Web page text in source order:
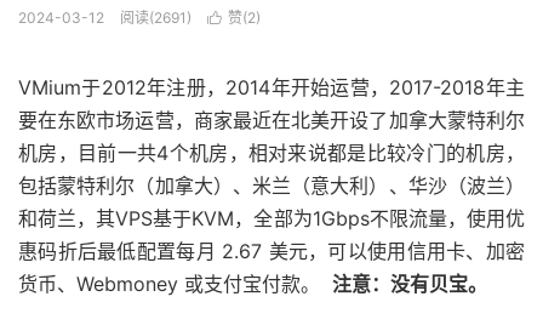
2024-03-12 阅读(2691)  赞(2)
VMium于2012年注册，2014年开始运营，2017-2018年主
要在东欧市场运营，商家最近在北美开设了加拿大蒙特利尔
机房，目前一共4个机房，相对来说都是比较冷门的机房，
包括蒙特利尔（加拿大）、米兰（意大利）、华沙（波兰）
和荷兰，其VPS基于KVM，全部为1Gbps不限流量，使用优
惠码折后最低配置每月 2.67 美元，可以使用信用卡、加密
货币、Webmoney 或支付宝付款。 注意：没有贝宝。